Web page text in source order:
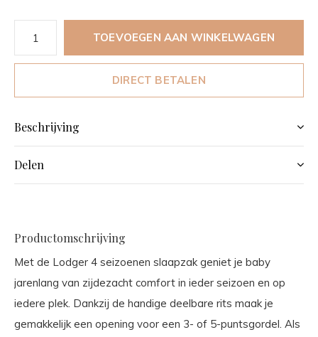
TOEVOEGEN AAN WINKELWAGEN
DIRECT BETALEN
Beschrijving
Delen
Productomschrijving
Met de Lodger 4 seizoenen slaapzak geniet je baby
jarenlang van zijdezacht comfort in ieder seizoen en op
iedere plek. Dankzij de handige deelbare rits maak je
gemakkelijk een opening voor een 3- of 5-puntsgordel. Als